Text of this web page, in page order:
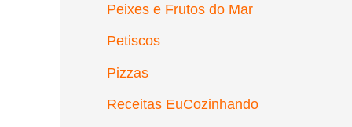
Peixes e Frutos do Mar
Petiscos
Pizzas
Receitas EuCozinhando